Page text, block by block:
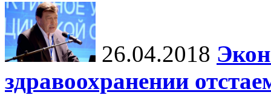
26.04.2018
здравоохранении